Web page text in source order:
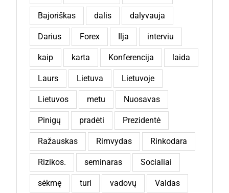
Bajoriškas dalis dalyvauja
Darius Forex Ilja interviu
kaip karta Konferencija laida
Laurs Lietuva Lietuvoje
Lietuvos metu Nuosavas
Pinigų pradėti Prezidentė
Ražauskas Rimvydas Rinkodara
Rizikos. seminaras Socialiai
sėkmę turi vadovų Valdas